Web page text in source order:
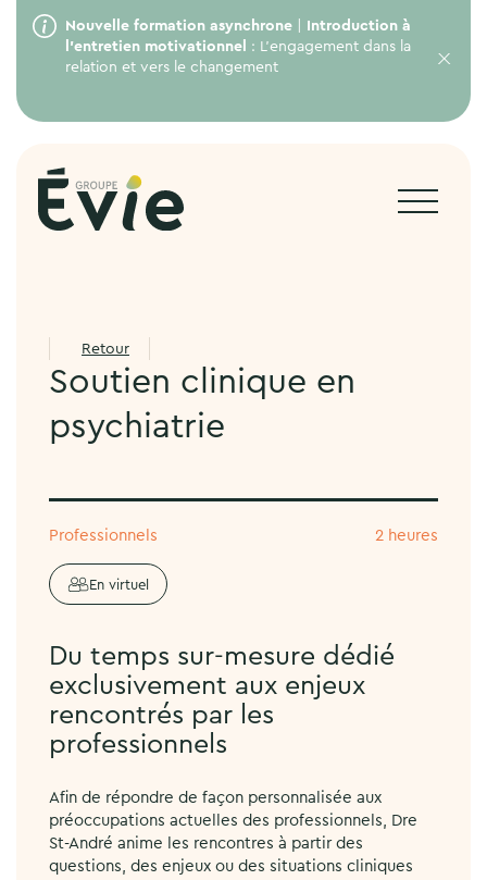
Nouvelle formation asynchrone
Introduction à
l’entretien motivationnel : L’engagement dans la
relation et vers le changement
Retour
Professionnels 2 heures
Soutien clinique en
psychiatrie
En virtuel
Du temps sur-mesure dédié
exclusivement aux enjeux
rencontrés par les
professionnels
Afin de répondre de façon personnalisée aux
préoccupations actuelles des professionnels, Dre
St-André anime les rencontres à partir des
questions, des enjeux ou des situations cliniques